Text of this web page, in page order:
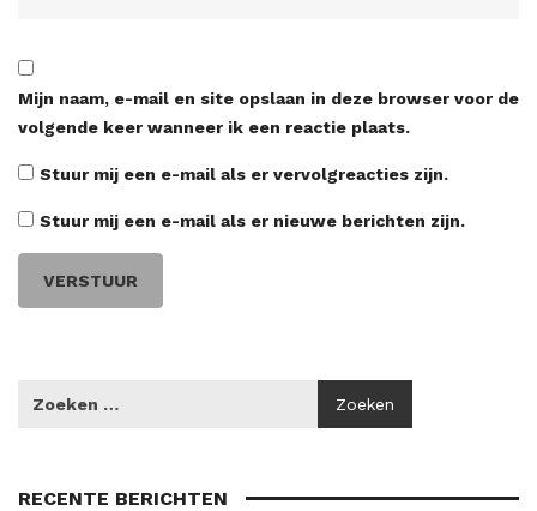
Mijn naam, e-mail en site opslaan in deze browser voor de
volgende keer wanneer ik een reactie plaats.
Stuur mij een e-mail als er vervolgreacties zijn.
Stuur mij een e-mail als er nieuwe berichten zijn.
RECENTE BERICHTEN